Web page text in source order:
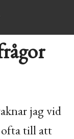
jag vid
ofta till att